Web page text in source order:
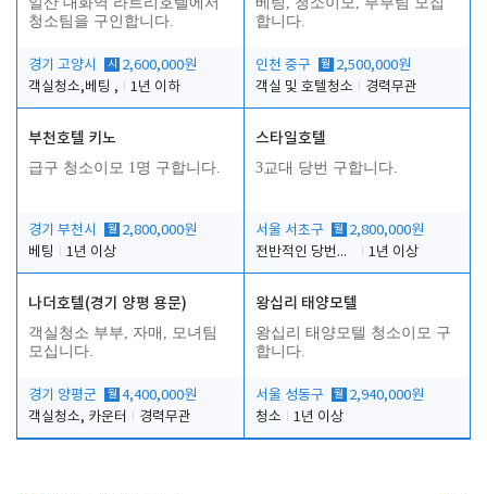
청소팀을 구인합니다.
경기 고양시 시
2,600,000원
객실청소,베팅 ,
1년 이하
합니다.
인천 중구 월 2,500,000원
객실 및 호텔청소
경력무관
부천호텔 키노
급구 청소이모 1명 구합니다.
경기 부천시 월 2,800,000원
베팅
1년 이상
스타일호텔
3교대 당번 구합니다.
서울 서초구 월 2,800,000원
전반적인 당번업무
1년 이상
나더호텔(경기 양평 용문)
객실청소 부부, 자매, 모녀팀
모십니다.
경기 양평군 월 4,400,000원
객실청소, 카운터
경력무관
왕십리 태양모텔
왕십리 태양모텔 청소이모 구
합니다.
서울 성동구 월 2,940,000원
청소
1년 이상